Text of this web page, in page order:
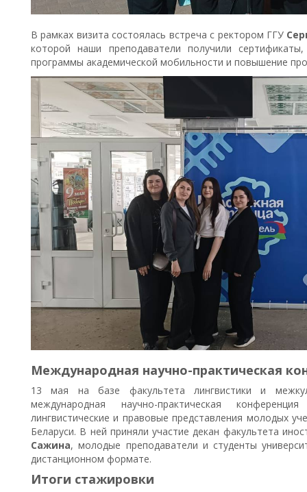
В рамках визита состоялась встреча с ректором ГГУ
которой наши преподаватели получили
программы академической мобильности и повышение
Международная научно-практическая
13 мая на базе факультета лингвистики и
международная научно-практическая конференция
лингвистические и правовые представления молодых
Беларуси. В ней приняли участие декан факультета
Сажина, молодые преподаватели и студенты
дистанционном формате.
Итоги стажировки